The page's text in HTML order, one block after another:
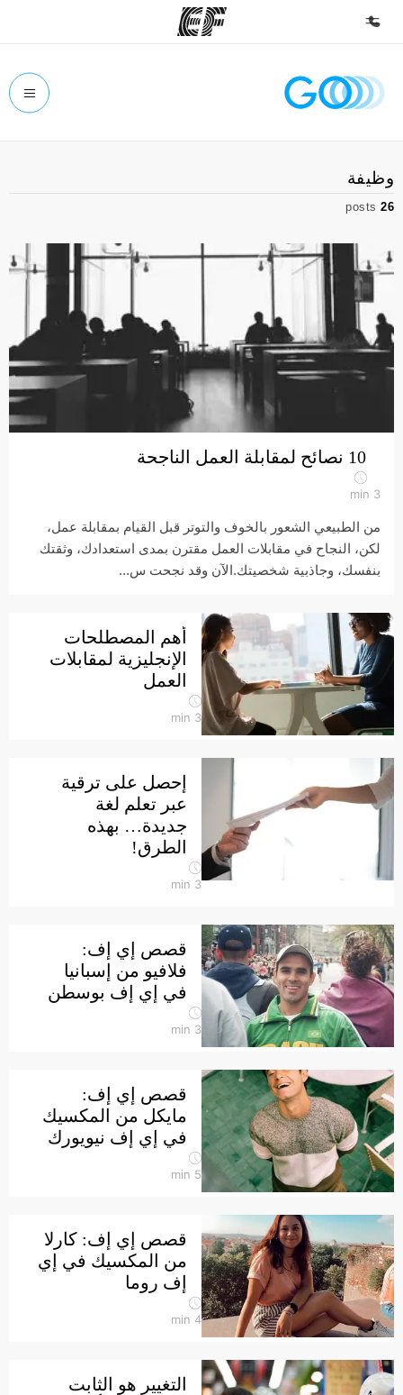
الصفحة الرئيسية
شاهد كل ما نقوم به
مكاتب
أعثر على مكتب قريب منك
نبذة عنا
من نحن
وظائف
إنضم إلى الفريق
وظيفة
26
posts
10 نصائح لمقابلة العمل الناجحة
3
min
من الطبيعي الشعور بالخوف والتوتر قبل القيام بمقابلة عمل،
لكن، النجاح في مقابلات العمل مقترن بمدى استعدادك، وثقتك
بنفسك، وجاذبية شخصيتك.الآن وقد نجحت س...
أهم المصطلحات
الإنجليزية لمقابلات
العمل
3
min
إحصل على ترقية
عبر تعلم لغة
جديدة… بهذه
الطرق!
3
min
قصص إي إف:
فلافيو من إسبانيا
في إي إف بوسطن
3
min
قصص إي إف:
مايكل من المكسيك
في إي إف نيويورك
5
min
قصص إي إف: كارلا
من المكسيك في إي
إف روما
4
min
التغيير هو الثابت